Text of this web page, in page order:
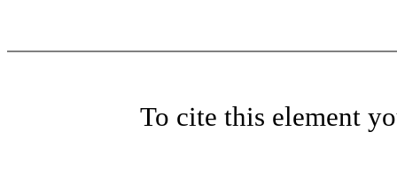
To cite this element